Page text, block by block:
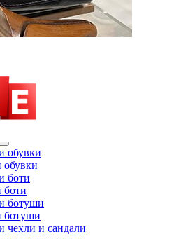
обувки
обувки
боти
боти
ботуши
ботуши
чехли и сандали